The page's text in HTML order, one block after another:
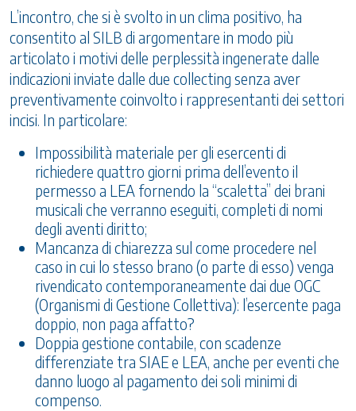
L’incontro, che si è svolto in un clima positivo, ha
consentito al SILB di argomentare in modo più
articolato i motivi delle perplessità ingenerate dalle
indicazioni inviate dalle due collecting senza aver
preventivamente coinvolto i rappresentanti dei settori
incisi. In particolare:
Impossibilità materiale per gli esercenti di
richiedere quattro giorni prima dell’evento il
permesso a LEA fornendo la “scaletta” dei brani
musicali che verranno eseguiti, completi di nomi
degli aventi diritto;
Mancanza di chiarezza sul come procedere nel
caso in cui lo stesso brano (o parte di esso) venga
rivendicato contemporaneamente dai due OGC
(Organismi di Gestione Collettiva): l’esercente paga
doppio, non paga affatto?
Doppia gestione contabile, con scadenze
differenziate tra SIAE e LEA, anche per eventi che
danno luogo al pagamento dei soli minimi di
compenso.